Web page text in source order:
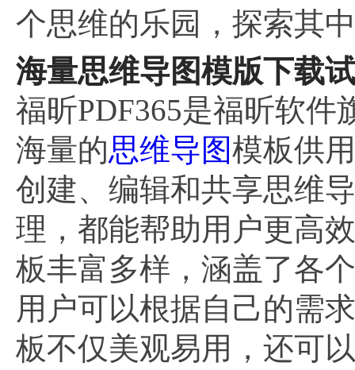
个思维的乐园，探索其
海量思维导图模版下载
福昕PDF365是福昕软件
海量的思维导图模板供
创建、编辑和共享思维
理，都能帮助用户更高
板丰富多样，涵盖了各
用户可以根据自己的需
板不仅美观易用，还可